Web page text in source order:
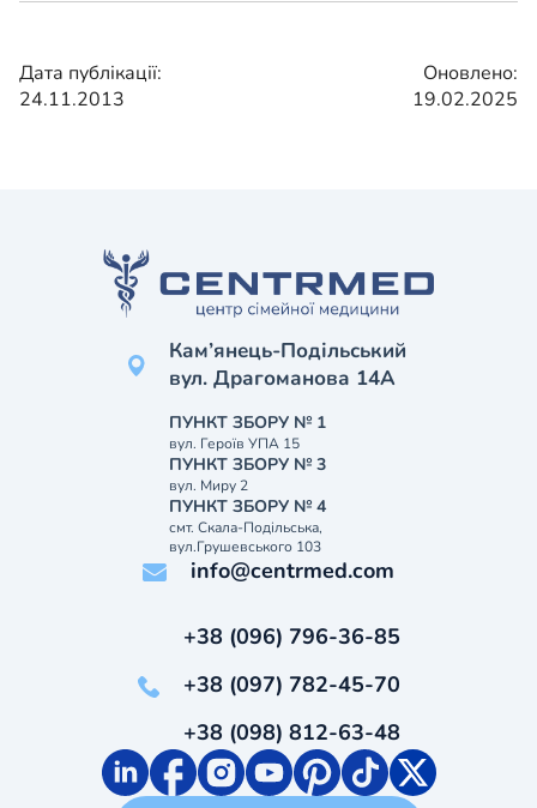
Дата публікації:
24.11.2013
Оновлено:
19.02.2025
Кам’янець-Подільський
вул. Драгоманова 14А
ПУНКТ ЗБОРУ № 1
вул. Героїв УПА 15
ПУНКТ ЗБОРУ № 3
вул. Миру 2
ПУНКТ ЗБОРУ № 4
смт. Скала-Подільська,
вул.Грушевського 103
info@centrmed.com
+38 (096) 796-36-85
+38 (097) 782-45-70
+38 (098) 812-63-48